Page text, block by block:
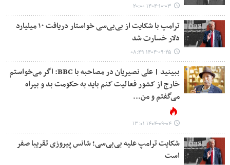
۱۴۰۴-۱۰-۰۳ ۲۰:۰۰
ترامپ با شکایت از بی‌بی‌سی خواستار دریافت ۱۰ میلیارد
دلار خسارت شد
۱۴۰۴-۰۹-۲۵ ۰۸:۴۹
ببینید | علی نصیریان در مصاحبه با BBC: اگر می‌خواستم
خارج از کشور فعالیت کنم باید به حکومت بد و بیراه
می‌گفتم و من...
۱۴۰۴-۰۹-۰۴ ۱۳:۰۱
شکایت ترامپ علیه بی‌بی‌سی؛ شانس پیروزی تقریبا صفر
است